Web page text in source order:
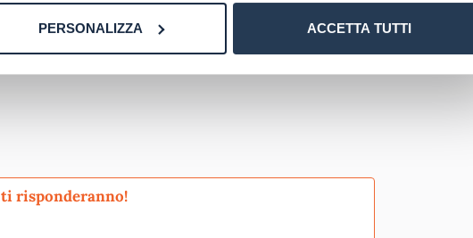
PERSONALIZZA ACCETTA TUTTI